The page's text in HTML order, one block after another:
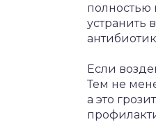
полностью
устранить
Если
Тем не
а это